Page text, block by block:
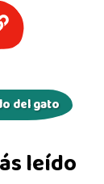
leído
del gato